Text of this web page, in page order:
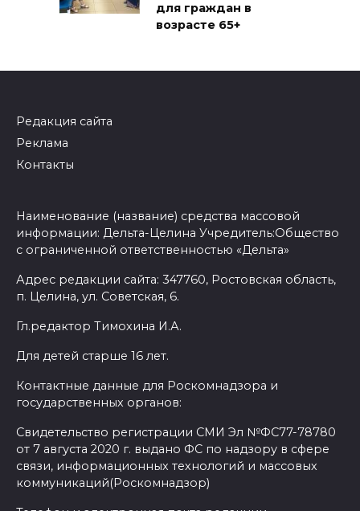
для граждан в
возрасте 65+
Редакция сайта
Реклама
Контакты
Наименование (название) средства массовой
информации: Дельта-Целина Учредитель:Общество
с ограниченной ответственностью «Дельта»
Адрес редакции сайта: 347760, Ростовская область,
п. Целина, ул. Советская, 6.
Гл.редактор Тимохина И.А.
Для детей старше 16 лет.
Контактные данные для Роскомнадзора и
государственных органов:
Свидетельство регистрации СМИ Эл №ФС77-78780
от 7 августа 2020 г. выдано ФС по надзору в сфере
связи, информационных технологий и массовых
коммуникаций(Роскомнадзор)